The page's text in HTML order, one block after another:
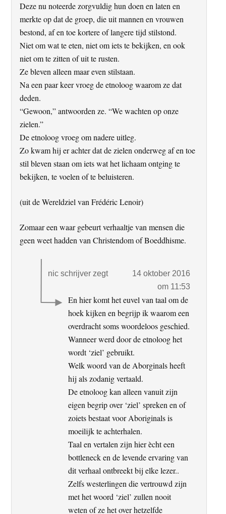
Deze nu noteerde zorgvuldig hun doen en laten en
merkte op dat de groep, die uit mannen en vrouwen
bestond, af en toe kortere of langere tijd stilstond.
Niet om wat te eten, niet om iets te bekijken, en ook
niet om te zitten of uit te rusten.
Ze bleven alleen maar even stilstaan.
Na een paar keer vroeg de etnoloog waarom ze dat
deden.
“Gewoon,” antwoorden ze. “We wachten op onze
zielen.”
De etnoloog vroeg om nadere uitleg.
Zo kwam hij er achter dat de zielen onderweg af en toe
stil bleven staan om iets wat het lichaam ontging te
bekijken, te voelen of te beluisteren.
(uit de Wereldziel van Frédéric Lenoir)
Zomaar een waar gebeurt verhaaltje van mensen die
geen weet hadden van Christendom of Boeddhisme.
nic schrijver zegt
14 oktober 2016
om 11:53
En hier komt het euvel van taal om de
hoek kijken en begrijp ik waarom een
overdracht soms woordeloos geschied.
Wanneer werd door de etnoloog het
wordt ‘ziel’ gebruikt.
Welk woord van de Aborginals heeft
hij als zodanig vertaald.
De etnoloog kan alleen vanuit zijn
eigen begrip over ‘ziel’ spreken en of
zoiets bestaat voor Aboriginals is
moeilijk te achterhalen.
Taal en vertalen zijn hier ècht een
bottleneck en de levende ervaring van
dit verhaal ontbreekt bij elke lezer..
Zelfs westerlingen die vertrouwd zijn
met het woord ‘ziel’ zullen nooit
weten of ze het over hetzelfde